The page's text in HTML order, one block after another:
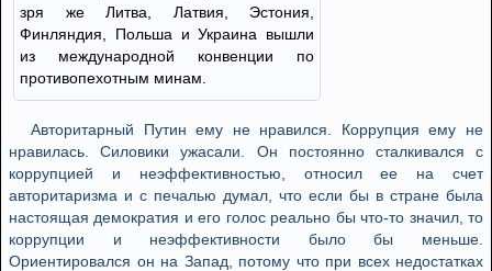
зря же Литва, Латвия, Эстония,
Финляндия, Польша и Украина вышли
из международной конвенции по
противопехотным минам.
Авторитарный Путин ему не нравился. Коррупция ему не
нравилась. Силовики ужасали. Он постоянно сталкивался с
коррупцией и неэффективностью, относил ее на счет
авторитаризма и с печалью думал, что если бы в стране была
настоящая демократия и его голос реально бы что-то значил, то
коррупции и неэффективности было бы меньше.
Ориентировался он на Запад, потому что при всех недостатках